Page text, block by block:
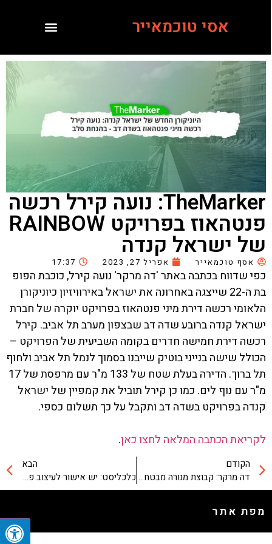
אסי טוכמאייר
TheMarker: נועה קירל רכשה
פנטהאוז בפרויקט RAINBOW
של ישראל קנדה
אסף טוכמאייר אפריל 27, 2023 17:37
כפי שדווח בכתבה באתר 'דה מרקר' נועה קירל, כוכבת הפופ
בת ה-22 שייצגה באחרונה את ישראל באירוויזיון כיוניקורן
הלאומי רכשה דירת מיני פנטהאוז בפרויקט יוקרה של חברת
ישראל קנדה ברובע שדה דב שבצפון מערב תל אביב. קירל
רכשה דירת חמישה חדרים בקומה השביעית של הפרויקט –
הכולל שישה בנייני בוטיק שייבנו בסמוך לנמל תל אביב ולחוף
תל ברוך. הדירה בעלת שטח של 133 מ"ר עם מרפסת של 17
מ"ר עם נוף לים. כמו כן קירל תוביל את קמפיין של ישראל
קנדה בפרויקט בשדה דב ותקבל על כך תשלום כספי.
לקריאת הכתבה המלאה לחצו כאן.
הקודם
דה מרקר: קבוצת מנורה מבטחים רוכשת 15% מישראל קנדה מלונות
הבא
כלכליסט: יש אישור לעיצוב פרויקט ברודצקי 33-39 ת"א של ישראל קנדה
מפת אתר